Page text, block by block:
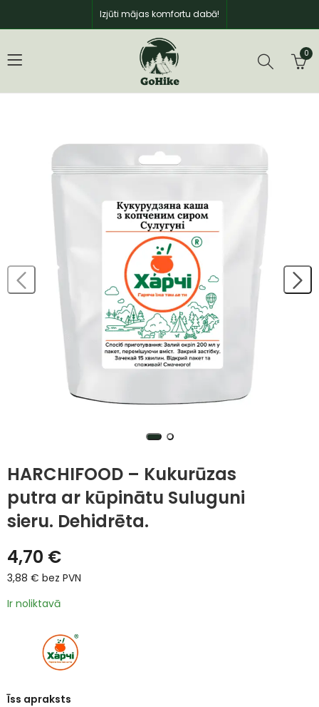
Izjūti mājas komfortu dabā!
0
HARCHIFOOD – Kukurūzas
putra ar kūpinātu Suluguni
sieru. Dehidrēta.
4,70 €
3,88 € bez PVN
Ir noliktavā
Īss apraksts